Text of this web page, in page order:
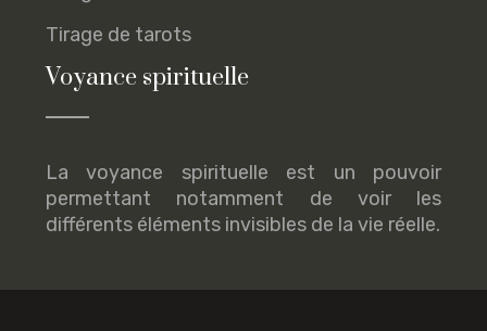
Tirage de tarots
Voyance spirituelle
La voyance spirituelle est un pouvoir
permettant notamment de voir les
différents éléments invisibles de la vie réelle.